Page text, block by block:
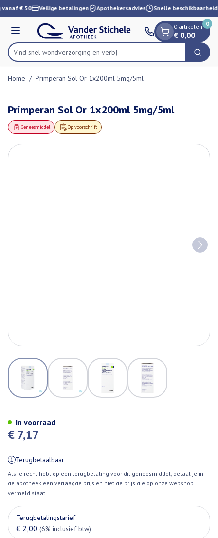
Ga naar de inhoud
1 van 1
€ 50 Veilige betalingen Apothekersadvies Snelle beschikbaarheid
Menu
Product, merk, categorie...
Vind snel wondverzorgi Zoek
0 artikelen
€ 0,00
0
Home / Primperan Sol Or 1x200ml 5mg/5ml
Primperan Sol Or 1x200ml 5mg/5ml
Op voorschrift
Geneesmiddel
View larger imageView larger imageView larger imageView larger image
€ 7,17
Terugbetaalbaar
Als je recht hebt op een terugbetaling voor dit geneesmiddel, betaal je in
de apotheek een verlaagde prijs en niet de prijs die op onze webshop
vermeld staat.
Terugbetalingstarief
€ 2,00 (6% inclusief btw)
In voorraad